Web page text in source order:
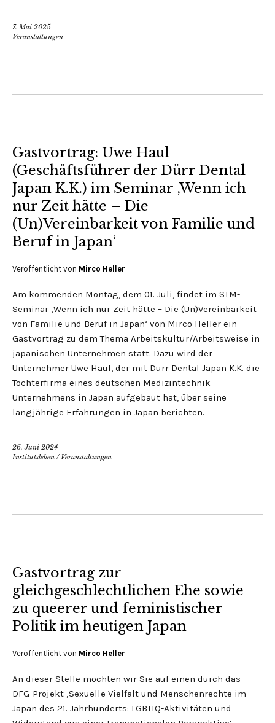
7. Mai 2025
Veranstaltungen
Gastvortrag: Uwe Haul
(Geschäftsführer der Dürr Dental
Japan K.K.) im Seminar ‚Wenn ich
nur Zeit hätte – Die
(Un)Vereinbarkeit von Familie und
Beruf in Japan‘
Veröffentlicht von Mirco Heller
Am kommenden Montag, dem 01. Juli, findet im STM-
Seminar ‚Wenn ich nur Zeit hätte – Die (Un)Vereinbarkeit
von Familie und Beruf in Japan‘ von Mirco Heller ein
Gastvortrag zu dem Thema Arbeitskultur/Arbeitsweise in
japanischen Unternehmen statt. Dazu wird der
Unternehmer Uwe Haul, der mit Dürr Dental Japan K.K. die
Tochterfirma eines deutschen Medizintechnik-
Unternehmens in Japan aufgebaut hat, über seine
langjährige Erfahrungen in Japan berichten.
26. Juni 2024
Institutsleben / Veranstaltungen
Gastvortrag zur
gleichgeschlechtlichen Ehe sowie
zu queerer und feministischer
Politik im heutigen Japan
Veröffentlicht von Mirco Heller
An dieser Stelle möchten wir Sie auf einen durch das
DFG-Projekt ‚Sexuelle Vielfalt und Menschenrechte im
Japan des 21. Jahrhunderts: LGBTIQ-Aktivitäten und